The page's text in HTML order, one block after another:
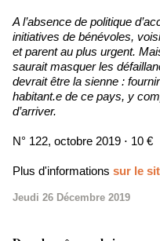
A l’absence de politique
initiatives de bénévoles,
et parent au plus urgent.
saurait masquer les
devrait être la sienne :
habitant.e de ce pays, y
d’arriver.
N° 122, octobre 2019 ⋅ 10 €
Plus d'informations sur le
Jeudi 26 Décembre 2019